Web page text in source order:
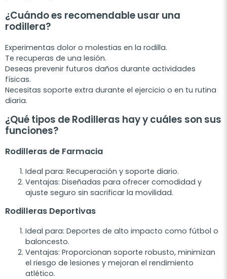
¿Cuándo es recomendable usar una
rodillera?
Experimentas dolor o molestias en la rodilla.
Te recuperas de una lesión.
Deseas prevenir futuros daños durante actividades
físicas.
Necesitas soporte extra durante el ejercicio o en tu rutina
diaria.
¿Qué tipos de Rodilleras hay y cuáles son sus
funciones?
Rodilleras de Farmacia
Ideal para: Recuperación y soporte diario.
Ventajas: Diseñadas para ofrecer comodidad y
ajuste seguro sin sacrificar la movilidad.
Rodilleras Deportivas
Ideal para: Deportes de alto impacto como fútbol o
baloncesto.
Ventajas: Proporcionan soporte robusto, minimizan
el riesgo de lesiones y mejoran el rendimiento
atlético.